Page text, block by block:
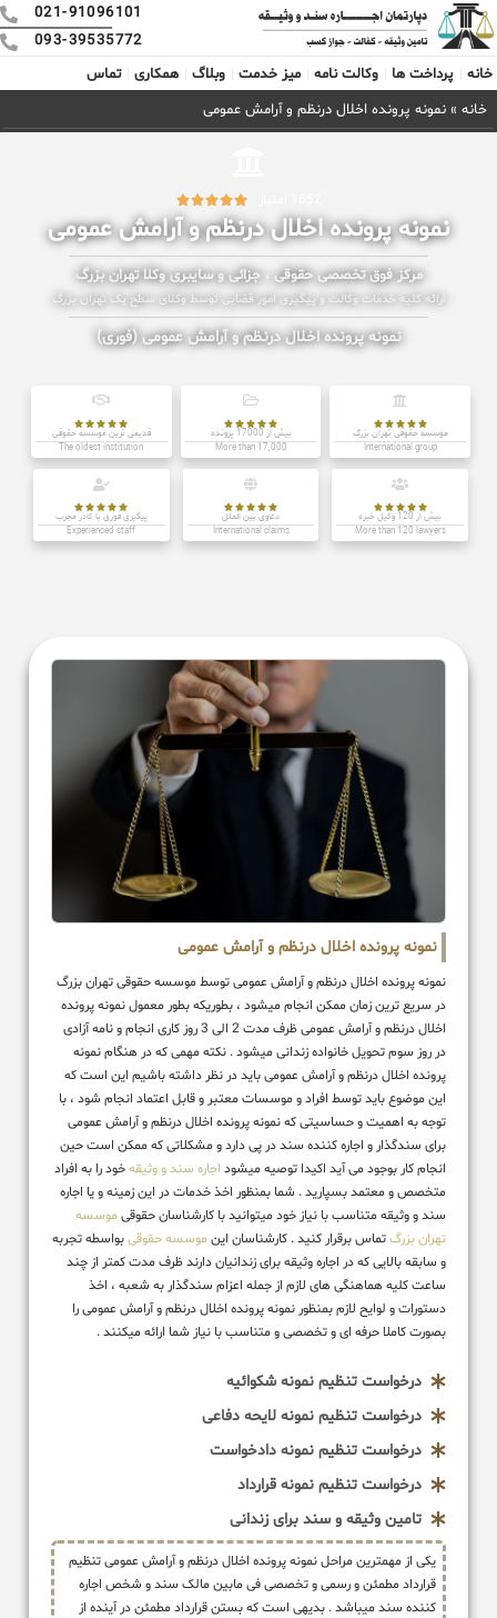
021-91096101
093-39535772
خانه
پرداخت ها وکالت نامه میز خدمت وبلاگ همکاری
تماس
خانه » نمونه پرونده اخلال درنظم و آرامش عمومی





نمونه پرونده اخلال درنظم و آرامش عمومی
مرکز فوق تخصصی حقوقی ، جزائی و سایبری وکلا تهران بزرگ
ارائه کلیه خدمات وکالت و پیگیری امور قضایی توسط وکلای سطح یک تهران بزرگ
نمونه پرونده اخلال درنظم و آرامش عمومی (فوری)





موسسه حقوقی تهران بزرگ
International group





بیش از 17000 پرونده
More than 17,000





قدیمی ترین موسسه حقوقی
The oldest institution





بیش از 120 وکیل خبره
More than 120 lawyers





دعاوی بین الملل
International claims





پیگیری فوری با کادر مجرب
Experienced staff
نمونه پرونده اخلال درنظم و آرامش عمومی
نمونه پرونده اخلال درنظم و آرامش عمومی توسط موسسه حقوقی تهران بزرگ
در سریع ترین زمان ممکن انجام میشود ، بطوریکه بطور معمول نمونه پرونده
اخلال درنظم و آرامش عمومی ظرف مدت 2 الی 3 روز کاری انجام و نامه آزادی
در روز سوم تحویل خانواده زندانی میشود . نکته مهمی که در هنگام نمونه
پرونده اخلال درنظم و آرامش عمومی باید در نظر داشته باشیم این است که
این موضوع باید توسط افراد و موسسات معتبر و قابل اعتماد انجام شود ، با
توجه به اهمیت و حساسیتی که نمونه پرونده اخلال درنظم و آرامش عمومی
برای سندگذار و اجاره کننده سند در پی دارد و مشکلاتی که ممکن است حین
انجام کار بوجود می آید اکیدا توصیه میشود اجاره سند و وثیقهخود را به افراد
متخصص و معتمد بسپارید . شما بمنظور اخذ خدمات در این زمینه و یا اجاره
سند و وثیقه متناسب با نیاز خود میتوانید با کارشناسان حقوقی موسسه
تهران بزرگتماس برقرار کنید . کارشناسان این موسسه حقوقیبواسطه تجربه
و سابقه بالایی که در اجاره وثیقه برای زندانیان دارند ظرف مدت کمتر از چند
ساعت کلیه هماهنگی های لازم از جمله اعزام سندگذار به شعبه ، اخذ
دستورات و لوایح لازم بمنظور نمونه پرونده اخلال درنظم و آرامش عمومی را
بصورت کاملا حرفه ای و تخصصی و متناسب با نیاز شما ارائه میکنند .
درخواست تنظیم نمونه شکوائیه
درخواست تنظیم نمونه لایحه دفاعی
درخواست تنظیم نمونه دادخواست
درخواست تنظیم نمونه قرارداد
تامین وثیقه و سند برای زندانی
یکی از مهمترین مراحل نمونه پرونده اخلال درنظم و آرامش عمومی تنظیم
قرارداد مطمئن و رسمی و تخصصی فی مابین مالک سند و شخص اجاره
کننده سند میباشد . بدیهی است که بستن قرارداد مطمئن در آینده از